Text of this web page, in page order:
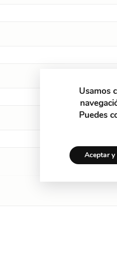
Usamos
Puedes
Aceptar y